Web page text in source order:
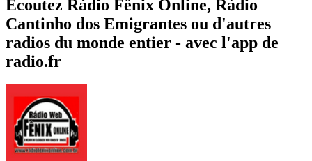
Écoutez Rádio Fênix Online, Rádio
Cantinho dos Emigrantes ou d'autres
radios du monde entier - avec l'app de
radio.fr